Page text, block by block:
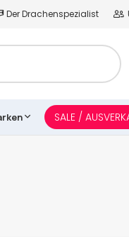
Der Drachenspezialist
SALE /